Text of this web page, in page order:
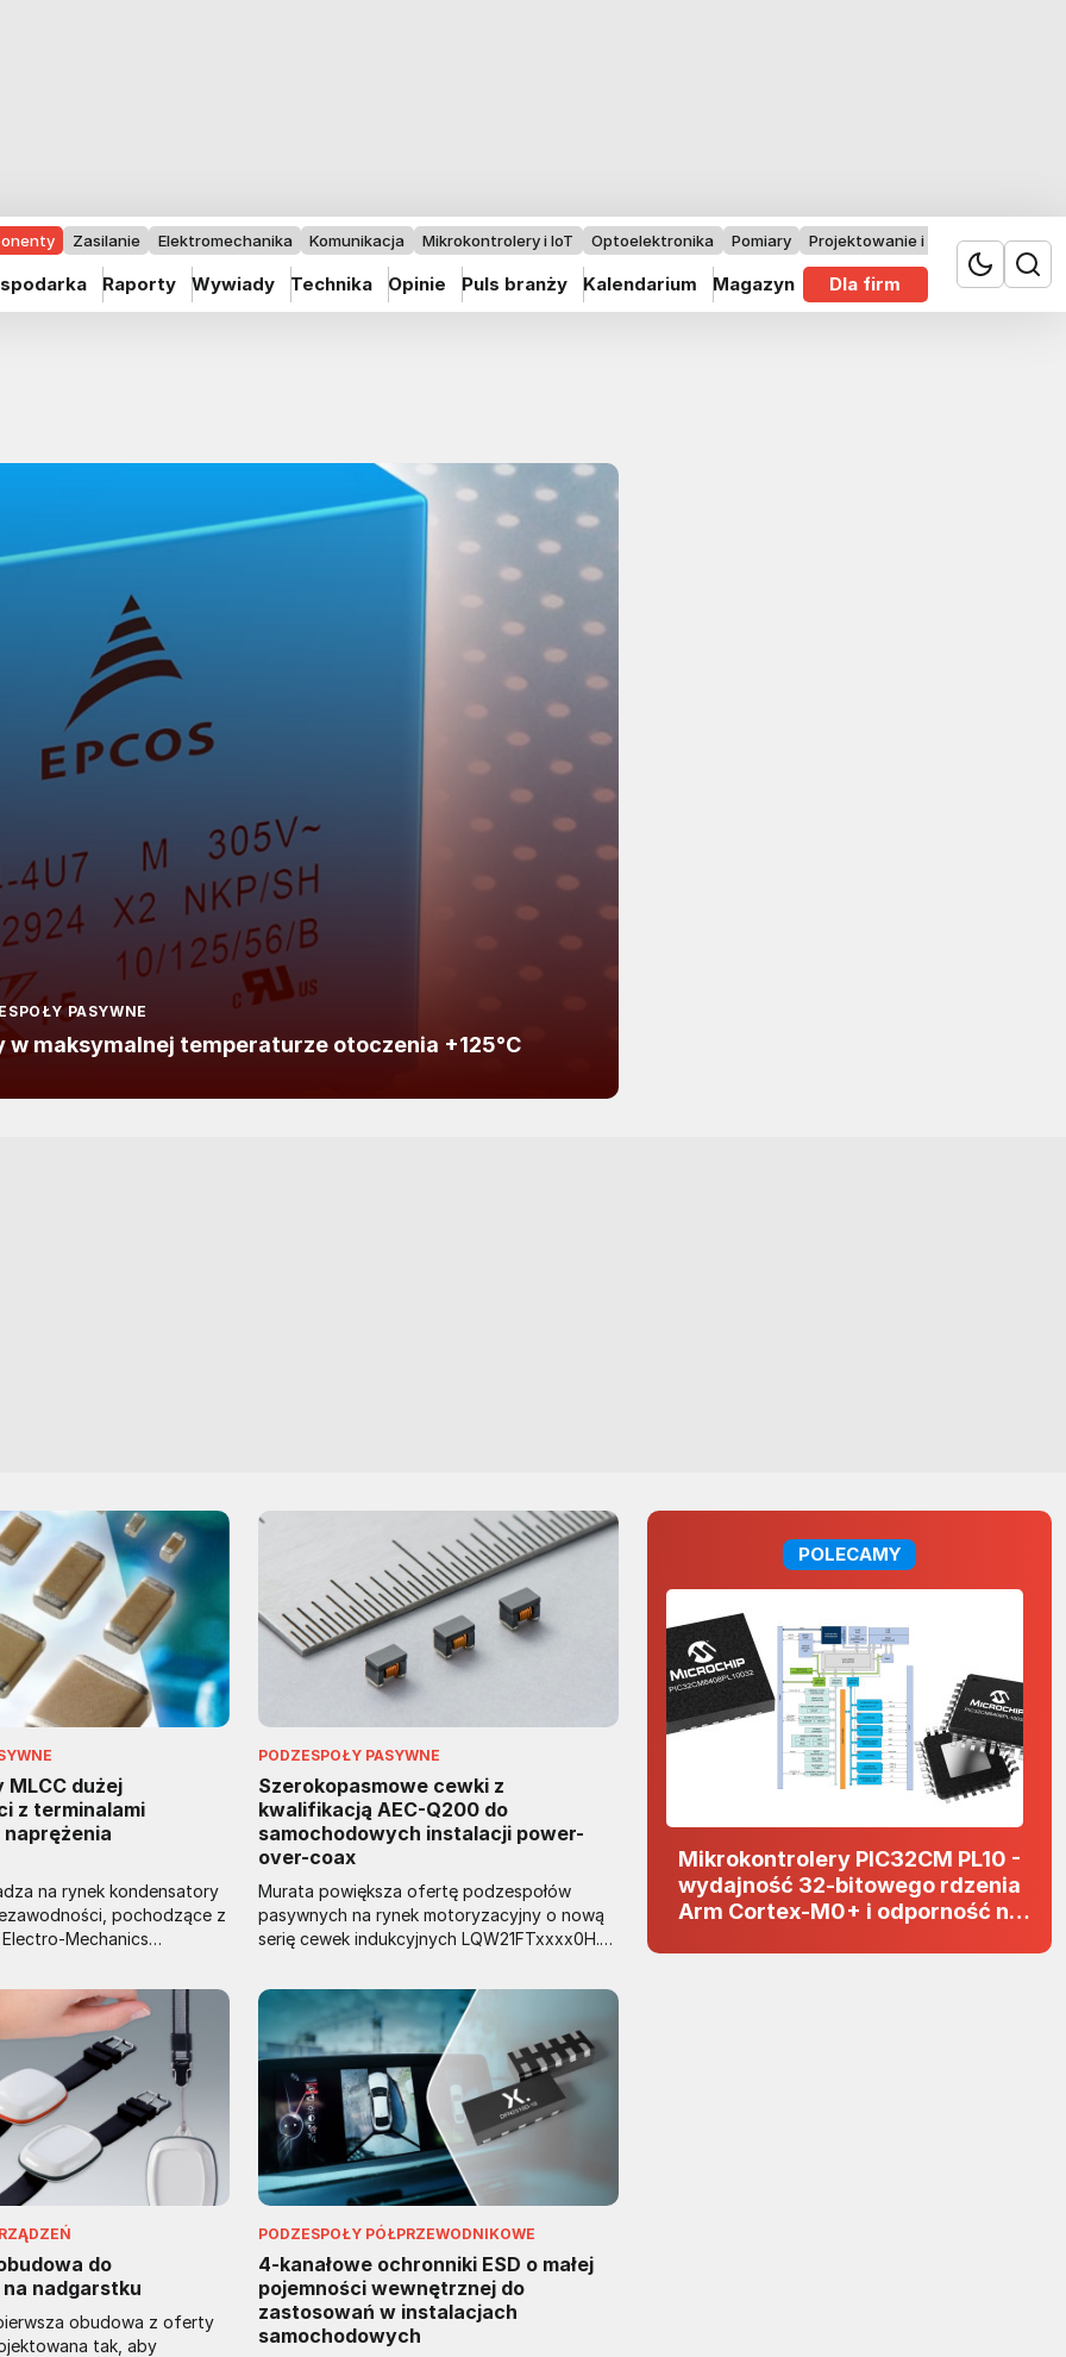
Zasilanie Elektromechanika Komunikacja Mikrokontrolery i IoT Optoelektronika Pomiary Projektowanie i badania
Raporty Wywiady Technika Opinie Puls branży Kalendarium Magazyn Dla firm
PASYWNE
maksymalnej temperaturze otoczenia +125°C
MLCC dużej
z terminalami
na rynek kondensatory
pochodzące z
Mechanics
kondensatory o dużej
znaleźć zastosowanie w
znaczeniu ze
Zawierają
elastyczności, absorbujące
mechaniczne, mogące
PODZESPOŁY PASYWNE
Szerokopasmowe cewki z
kwalifikacją AEC-Q200 do
samochodowych instalacji power-
over-coax
Murata powiększa ofertę podzespołów
pasywnych na rynek motoryzacyjny o nową
serię cewek indukcyjnych LQW21FTxxxx0H.
szerokopasmowe z kwalifikacją AEC-Q200,
mogące pracować w zakresie temperatury
otoczenia od -40 do +125°C. Są zamykane w
obudowach formatu 0805 (2,0 x 1,6 x 1,2
mm).
do
nadgarstku
obudowa z oferty
tak, aby
PODZESPOŁY PÓŁPRZEWODNIKOWE
4-kanałowe ochronniki ESD o małej
pojemności wewnętrznej do
zastosowań w instalacjach
samochodowych
POLECAMY
Mikrokontrolery PIC32CM PL10 -
wydajność 32-bitowego rdzenia
Arm Cortex-M0+ i odporność na